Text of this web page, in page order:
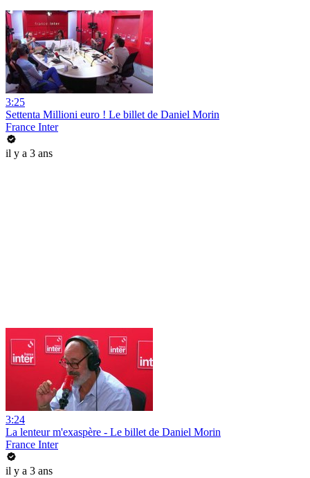
3:25
Settenta Millioni euro ! Le billet de Daniel Morin
France Inter
il y a 3 ans
3:24
La lenteur m'exaspère - Le billet de Daniel Morin
France Inter
il y a 3 ans